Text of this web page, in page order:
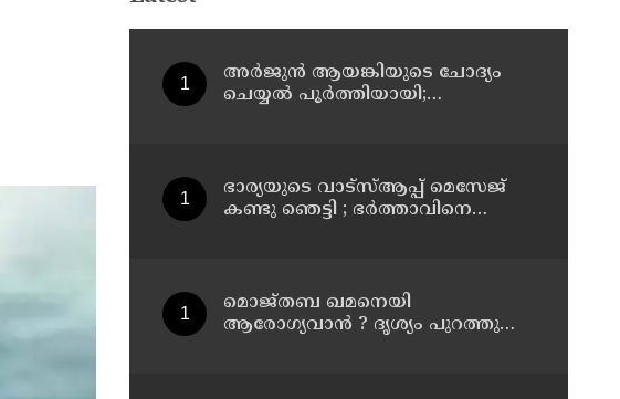
അര്‍ജുന്‍ ആയങ്കിയുടെ ചോദ്യം
ചെയ്യല്‍ പൂര്‍ത്തിയായി;
ഭാര്യയുടെ വാട്സ്ആപ്പ് മെസേജ്
കണ്ടു ഞെട്ടി ; ഭര്‍ത്താവിനെ
യുവതിയും സുഹൃത്തും ഒളിവില്‍
മൊജ്തബ ഖമനെയി
ആരോഗ്യവാന്‍ ? ദൃശ്യം പുറത്തുവിട്ട്